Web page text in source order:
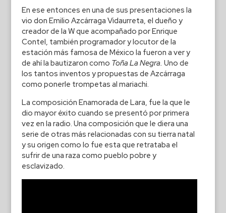
En ese entonces en una de sus presentaciones la
vio don Emilio Azcárraga Vidaurreta, el dueño y
creador de la W que acompañado por Enrique
Contel, también programador y locutor de la
estación más famosa de México la fueron a ver y
de ahí la bautizaron como Toña La Negra. Uno de
los tantos inventos y propuestas de Azcárraga
como ponerle trompetas al mariachi.
La composición Enamorada de Lara, fue la que le
dio mayor éxito cuando se presentó por primera
vez en la radio. Una composición que le diera una
serie de otras más relacionadas con su tierra natal
y su origen como lo fue esta que retrataba el
sufrir de una raza como pueblo pobre y
esclavizado.